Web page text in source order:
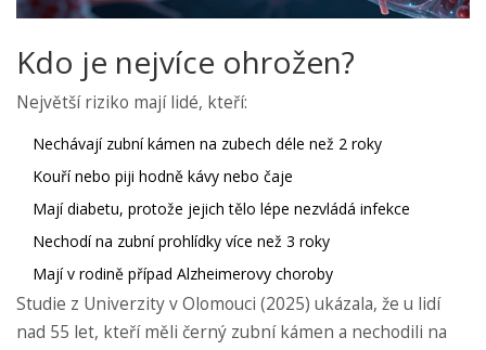
Kdo je nejvíce ohrožen?
Největší riziko mají lidé, kteří:
Nechávají zubní kámen na zubech déle než 2 roky
Kouří nebo piji hodně kávy nebo čaje
Mají diabetu, protože jejich tělo lépe nezvládá infekce
Nechodí na zubní prohlídky více než 3 roky
Mají v rodině případ Alzheimerovy choroby
Studie z Univerzity v Olomouci (2025) ukázala, že u lidí
nad 55 let, kteří měli černý zubní kámen a nechodili na